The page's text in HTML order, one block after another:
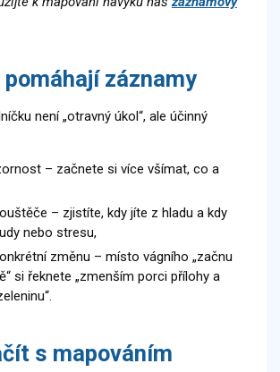
pomáhají záznamy
není „otravný úkol“, ale účinný
– začnete si více všímat, co a
– zjistíte, kdy jíte z hladu a kdy
nebo stresu,
změnu – místo vágního „začnu
si řeknete „zmenším porci přílohy a
s mapováním